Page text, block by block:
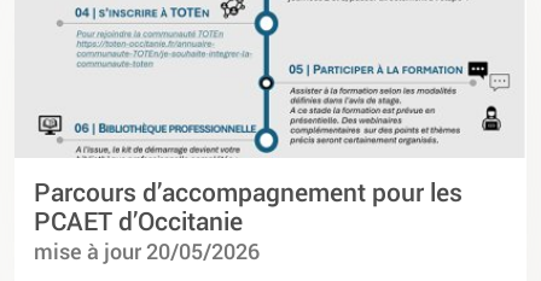
Parcours d’accompagnement pour les
PCAET d’Occitanie
mise à jour 20/05/2026